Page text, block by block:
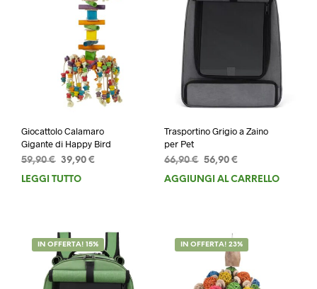
Giocattolo Calamaro
Gigante di Happy Bird
59,90€ Il
prezzo
39,90 €
LEGGI TUTTO
Trasportino Grigio a Zaino
per Pet
66,90€ Il
prezzo
56,90 €Il
prezzo
AGGIUNGI AL CARRELLO
IN OFFERTA! 15% IN OFFERTA! 23%